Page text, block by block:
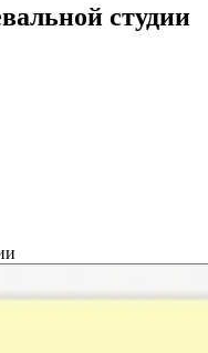
студии